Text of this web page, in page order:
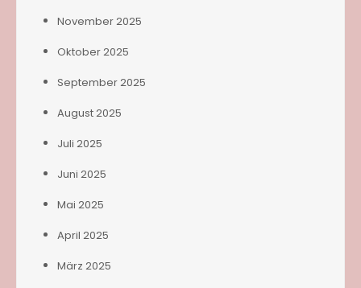
November 2025
Oktober 2025
September 2025
August 2025
Juli 2025
Juni 2025
Mai 2025
April 2025
März 2025